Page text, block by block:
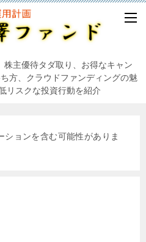
主優待タダ取り、お得なキャン
方、クラウドファンディングの魅
リスクな投資行動を紹介
ョンを含む可能性がありま